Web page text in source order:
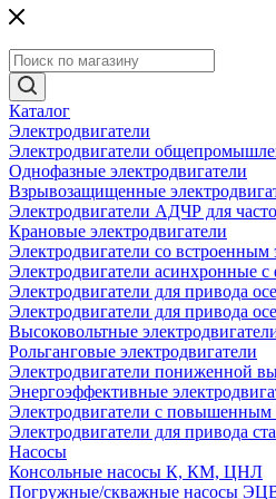
Каталог
Электродвигатели
Электродвигатели
Однофазные электродвигатели
Взрывозащищенные
Электродвигатели АДЧР для
Крановые электродвигатели
Электродвигатели со
Электродвигатели асинхронные
Электродвигатели для привода
Электродвигатели для привода
Высоковольтные
Рольганговые электродвигатели
Электродвигатели пониженной
Энергоэффективные
Электродвигатели с повышенным
Электродвигатели для привода
Насосы
Консольные насосы К, КМ, ЦНЛ
Погружные/скважные насосы